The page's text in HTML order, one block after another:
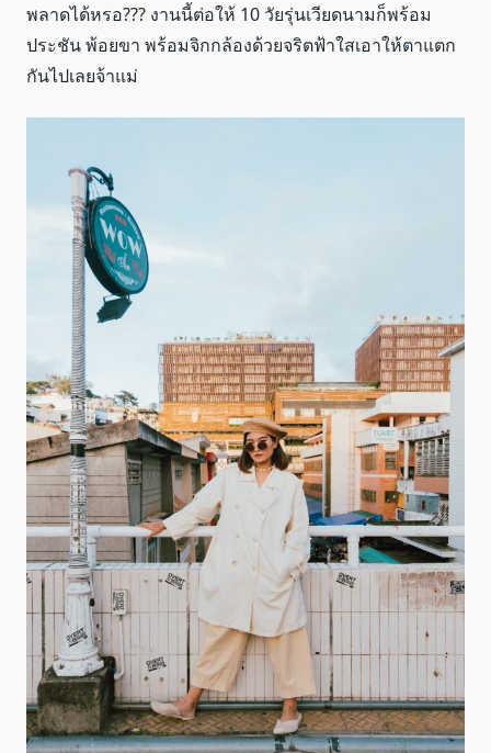
พลาดได้หรอ??? งานนี้ต่อให้ 10 วัยรุ่นเวียดนามก็พร้อม
ประชัน พ้อยขา พร้อมจิกกล้องด้วยจริตฟ้าใสเอาให้ตาแตก
กันไปเลยจ้าแม่